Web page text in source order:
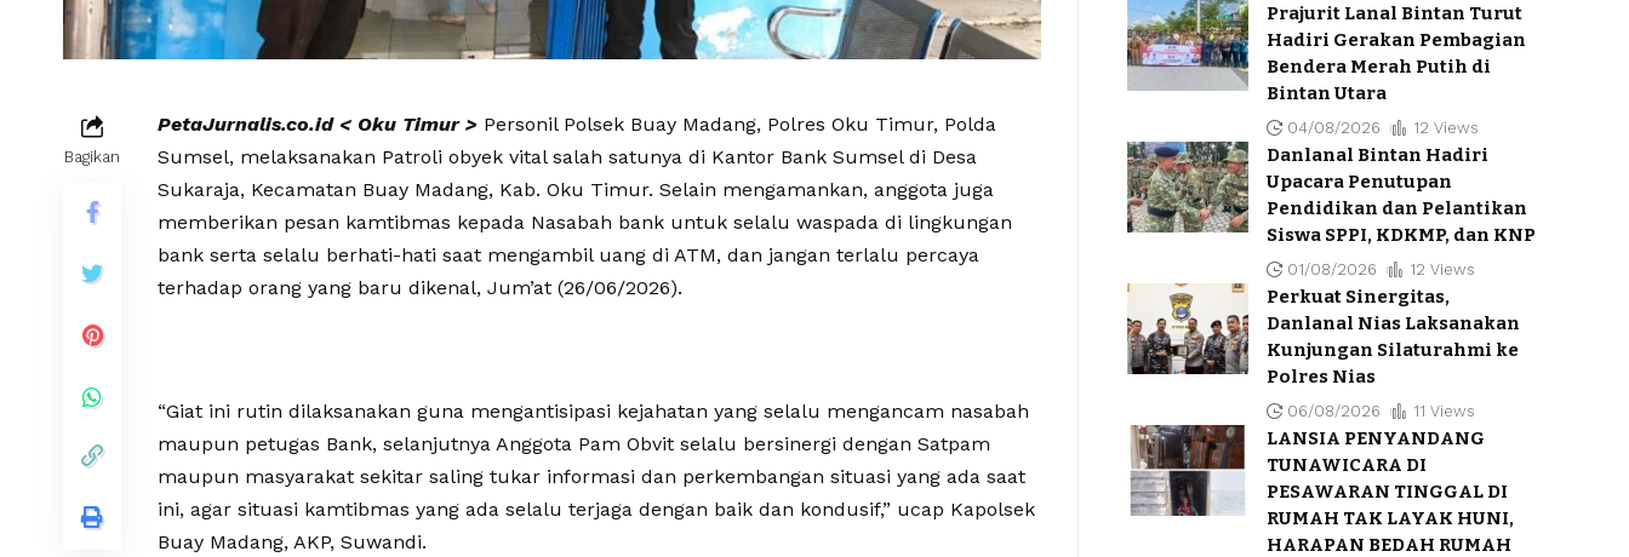
Bagikan
PetaJurnalis.co.id < Oku Timur > Personil Polsek Buay Madang, Polres Oku Timur, Polda
Sumsel, melaksanakan Patroli obyek vital salah satunya di Kantor Bank Sumsel di Desa
Sukaraja, Kecamatan Buay Madang, Kab. Oku Timur. Selain mengamankan, anggota juga
memberikan pesan kamtibmas kepada Nasabah bank untuk selalu waspada di lingkungan
bank serta selalu berhati-hati saat mengambil uang di ATM, dan jangan terlalu percaya
terhadap orang yang baru dikenal, Jum’at (26/06/2026).
“Giat ini rutin dilaksanakan guna mengantisipasi kejahatan yang selalu mengancam nasabah
maupun petugas Bank, selanjutnya Anggota Pam Obvit selalu bersinergi dengan Satpam
maupun masyarakat sekitar saling tukar informasi dan perkembangan situasi yang ada saat
ini, agar situasi kamtibmas yang ada selalu terjaga dengan baik dan kondusif,” ucap Kapolsek
Buay Madang, AKP, Suwandi.
Prajurit Lanal Bintan Turut
Hadiri Gerakan Pembagian
Bendera Merah Putih di
Bintan Utara
04/08/2026 12 Views
Danlanal Bintan Hadiri
Upacara Penutupan
Pendidikan dan Pelantikan
Siswa SPPI, KDKMP, dan KNP
01/08/2026 12 Views
Perkuat Sinergitas,
Danlanal Nias Laksanakan
Kunjungan Silaturahmi ke
Polres Nias
06/08/2026 11 Views
LANSIA PENYANDANG
TUNAWICARA DI
PESAWARAN TINGGAL DI
RUMAH TAK LAYAK HUNI,
HARAPAN BEDAH RUMAH